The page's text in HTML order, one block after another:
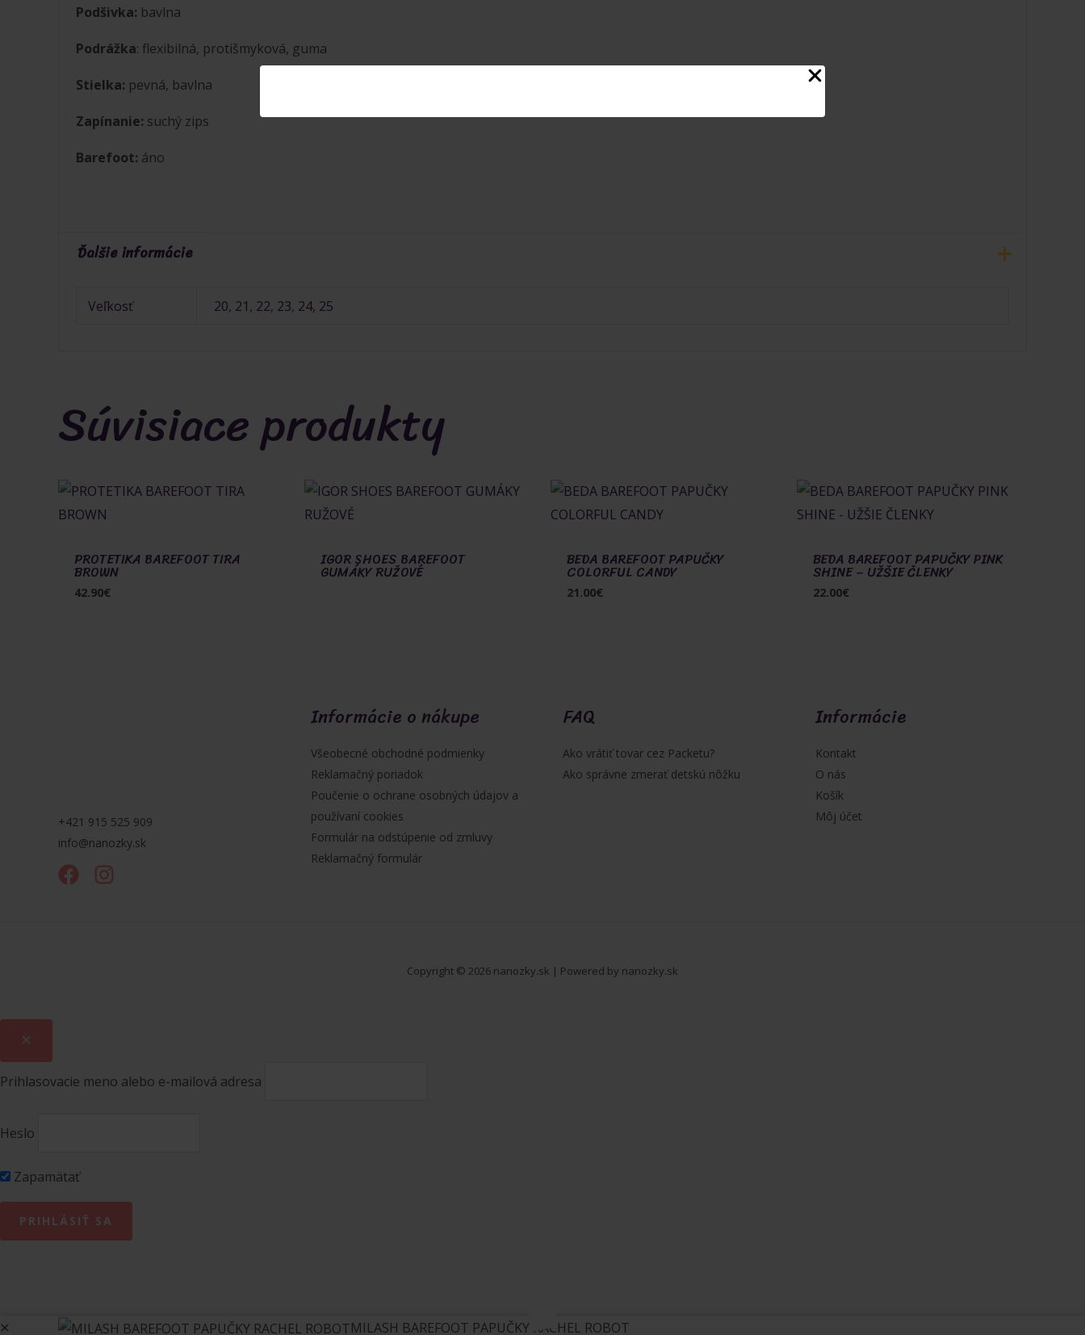
Podšivka: bavlna
Podrážka: flexibilná, protišmyková, guma
Stielka: pevná, bavlna
Zapínanie: suchý zips
Barefoot: áno
Ďalšie informácie
Veľkosť 20, 21, 22, 23, 24, 25
Súvisiace produkty
PROTETIKA BAREFOOT TIRA
BROWN
42.90€
IGOR SHOES BAREFOOT
GUMÁKY RUŽOVÉ
BEDA BAREFOOT PAPUČKY
COLORFUL CANDY
21.00€
BEDA BAREFOOT PAPUČKY PINK
SHINE – UŽŠIE ČLENKY
22.00€
+421 915 525 909
info@nanozky.sk
Informácie o nákupe
Všeobecné obchodné podmienky
Reklamačný poriadok
Poučenie o ochrane osobných údajov a
používaní cookies
Formulár na odstúpenie od zmluvy
Reklamačný formulár
FAQ
Ako vrátiť tovar cez Packetu?
Ako správne zmerať detskú nôžku
Informácie
Kontakt
O nás
Košík
Môj účet
Copyright © 2026 nanozky.sk | Powered by nanozky.sk
Prihlasovacie meno alebo e-mailová adresa
Heslo
Zapamätať
MILASH BAREFOOT PAPUČKY RACHEL ROBOT